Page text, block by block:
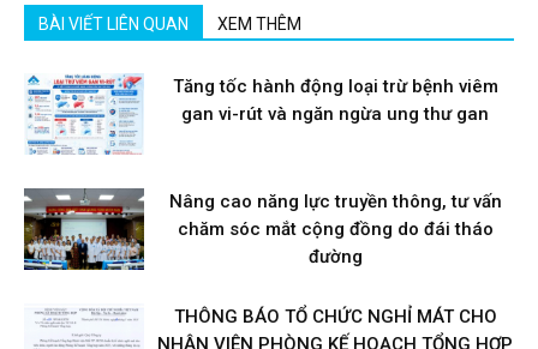
BÀI VIẾT LIÊN QUAN XEM THÊM
Tăng tốc hành động loại trừ bệnh viêm
gan vi-rút và ngăn ngừa ung thư gan
Nâng cao năng lực truyền thông, tư vấn
chăm sóc mắt cộng đồng do đái tháo
đường
THÔNG BÁO TỔ CHỨC NGHỈ MÁT CHO